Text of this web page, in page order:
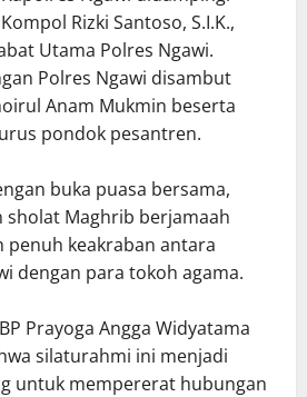
Rizki Santoso, S.I.K.,
Utama Polres Ngawi.
Polres Ngawi disambut
Anam Mukmin beserta
pondok pesantren.
buka puasa bersama,
sholat Maghrib berjamaah
keakraban antara
dengan para tokoh agama.
Prayoga Angga Widyatama
silaturahmi ini menjadi
untuk mempererat hubungan